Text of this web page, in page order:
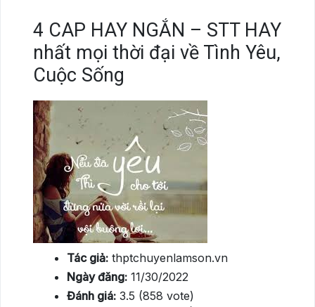
4 CAP HAY NGẮN – STT HAY
nhất mọi thời đại về Tình Yêu,
Cuộc Sống
Tác giả: thptchuyenlamson.vn
Ngày đăng: 11/30/2022
Đánh giá: 3.5 (858 vote)